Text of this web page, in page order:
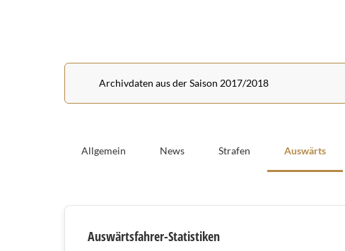
Archivdaten aus der Saison 2017/2018
Allgemein News Strafen Auswärts
Auswärtsfahrer
Auswärtsfahrer-Statistiken